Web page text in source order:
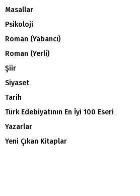
Masallar
Psikoloji
Roman (Yabancı)
Roman (Yerli)
Şiir
Siyaset
Tarih
Türk Edebiyatının En İyi 100 Eseri
Yazarlar
Yeni Çıkan Kitaplar